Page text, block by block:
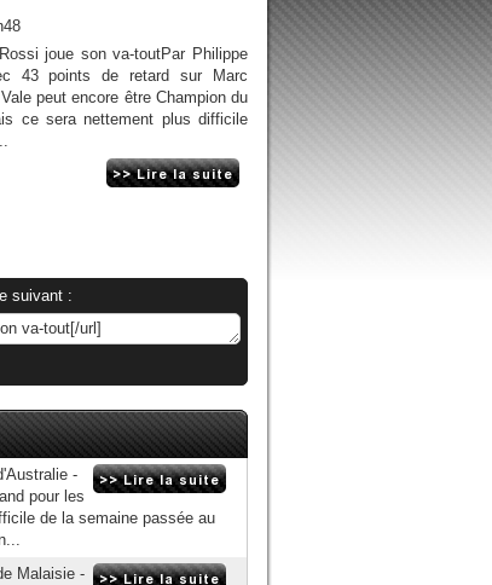
joue son va-toutPar Philippe
43 points de retard sur Marc
peut encore être Champion du
ce sera nettement plus difficile
suivant :
-
pour les
de la semaine passée au
Malaisie -